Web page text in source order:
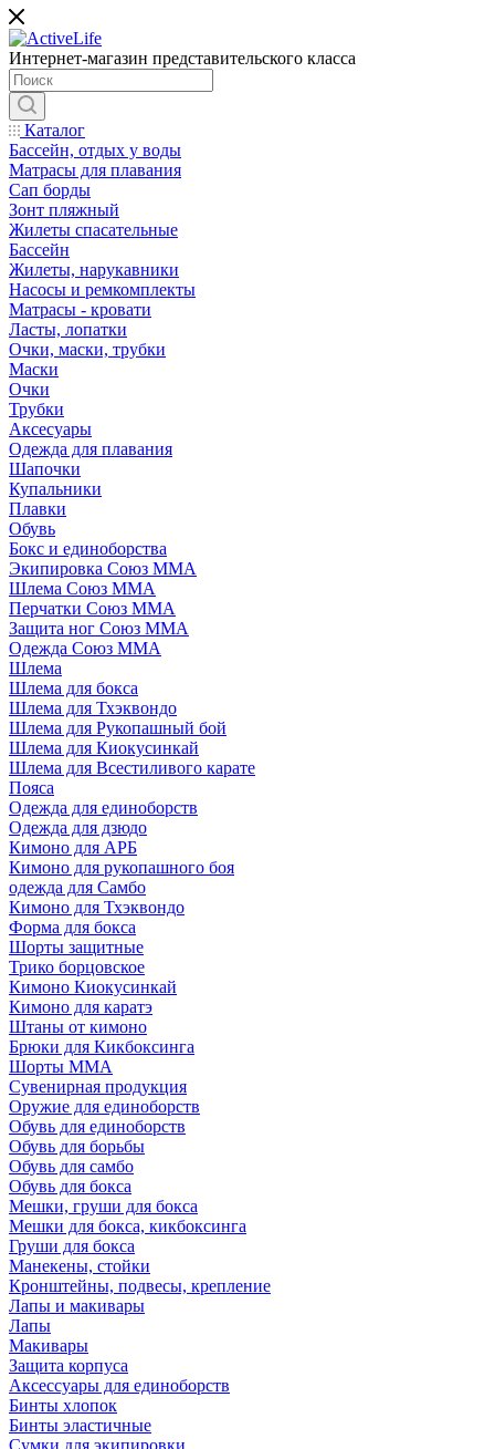
Интернет-магазин представительского класса
Каталог
Бассейн, отдых у воды
Матрасы для плавания
Сап борды
Зонт пляжный
Жилеты спасательные
Бассейн
Жилеты, нарукавники
Насосы и ремкомплекты
Матрасы - кровати
Ласты, лопатки
Очки, маски, трубки
Маски
Очки
Трубки
Аксесуары
Одежда для плавания
Шапочки
Купальники
Плавки
Обувь
Бокс и единоборства
Экипировка Союз ММА
Шлема Союз ММА
Перчатки Союз ММА
Защита ног Союз ММА
Одежда Союз ММА
Шлема
Шлема для бокса
Шлема для Тхэквондо
Шлема для Рукопашный бой
Шлема для Киокусинкай
Шлема для Всестиливого карате
Пояса
Одежда для единоборств
Одежда для дзюдо
Кимоно для АРБ
Кимоно для рукопашного боя
одежда для Самбо
Кимоно для Тхэквондо
Форма для бокса
Шорты защитные
Трико борцовское
Кимоно Киокусинкай
Кимоно для каратэ
Штаны от кимоно
Брюки для Кикбоксинга
Шорты ММА
Сувенирная продукция
Оружие для единоборств
Обувь для единоборств
Обувь для борьбы
Обувь для самбо
Обувь для бокса
Мешки, груши для бокса
Мешки для бокса, кикбоксинга
Груши для бокса
Манекены, стойки
Кронштейны, подвесы, крепление
Лапы и макивары
Лапы
Макивары
Защита корпуса
Аксессуары для единоборств
Бинты хлопок
Бинты эластичные
Сумки для экипировки